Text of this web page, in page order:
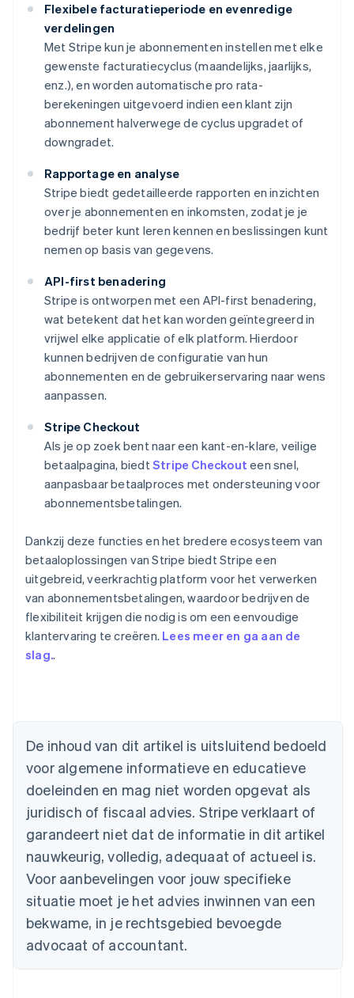
Flexibele facturatieperiode en evenredige
verdelingen
Met Stripe kun je abonnementen instellen met elke
gewenste facturatiecyclus (maandelijks, jaarlijks,
enz.), en worden automatische pro rata-
berekeningen uitgevoerd indien een klant zijn
abonnement halverwege de cyclus upgradet of
downgradet.
Rapportage en analyse
Stripe biedt gedetailleerde rapporten en inzichten
over je abonnementen en inkomsten, zodat je je
bedrijf beter kunt leren kennen en beslissingen kunt
nemen op basis van gegevens.
API-first benadering
Stripe is ontworpen met een API-first benadering,
wat betekent dat het kan worden geïntegreerd in
vrijwel elke applicatie of elk platform. Hierdoor
kunnen bedrijven de configuratie van hun
abonnementen en de gebruikerservaring naar wens
aanpassen.
Stripe Checkout
Als je op zoek bent naar een kant-en-klare, veilige
betaalpagina, biedtStripe Checkout een snel,
aanpasbaar betaalproces met ondersteuning voor
abonnementsbetalingen.
Dankzij deze functies en het bredere ecosysteem van
betaaloplossingen van Stripe biedt Stripe een
uitgebreid, veerkrachtig platform voor het verwerken
van abonnementsbetalingen, waardoor bedrijven de
flexibiliteit krijgen die nodig is om een eenvoudige
klantervaring te creëren. Lees meer en ga aan de
slag..
De inhoud van dit artikel is uitsluitend bedoeld
voor algemene informatieve en educatieve
doeleinden en mag niet worden opgevat als
juridisch of fiscaal advies. Stripe verklaart of
garandeert niet dat de informatie in dit artikel
nauwkeurig, volledig, adequaat of actueel is.
Voor aanbevelingen voor jouw specifieke
situatie moet je het advies inwinnen van een
bekwame, in je rechtsgebied bevoegde
advocaat of accountant.
België
Brazilië
PortuguêsEnglish
Bulgarije
English
Canada
English Français
Cyprus
English
Denemarken
Duitsland
DeutschEnglish
Estland
English
Finland